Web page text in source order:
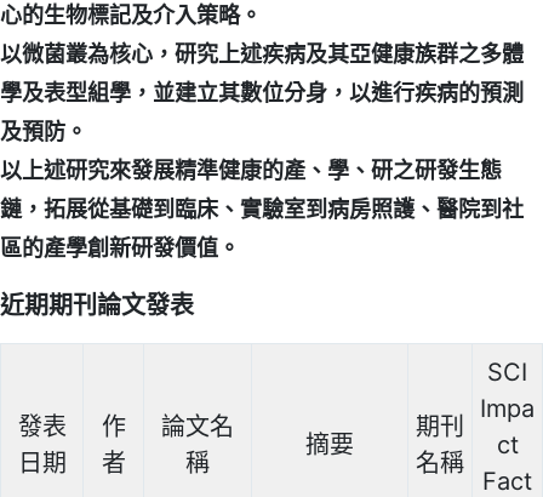
心的生物標記及介入策略。
以微菌叢為核心，研究上述疾病及其亞健康族群之多體
學及表型組學，並建立其數位分身，以進行疾病的預測
及預防。
以上述研究來發展精準健康的產、學、研之研發生態
鏈，拓展從基礎到臨床、實驗室到病房照護、醫院到社
區的產學創新研發價值。
近期期刊論文發表
發表
日期
作
者
論文名
稱
摘要
期刊
名稱
SCI
Impa
ct
Fact